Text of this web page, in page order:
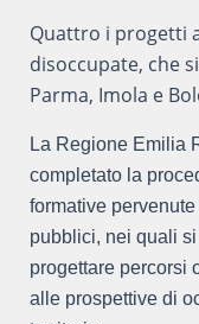
Quattro i progetti
disoccupate, che
Parma, Imola e
La Regione Emilia
completato la
formative
pubblici, nei quali
progettare percorsi
alle prospettive di